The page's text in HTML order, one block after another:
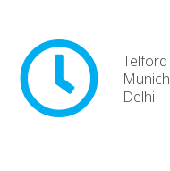
Telford
Munich
Delhi